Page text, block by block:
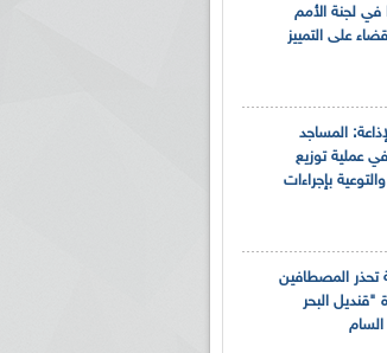
في لجنة الأمم
على التمييز
المساجد
عملية توزيع
بإجراءات
تحذر المصطافين
البحر
السام